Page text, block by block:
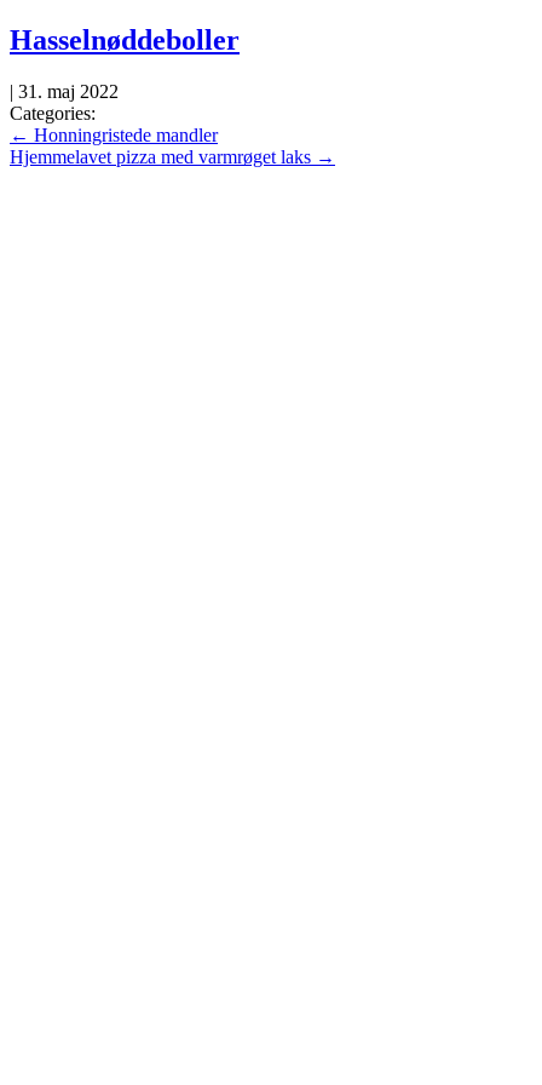
Skip
to
content
Hasselnøddeboller
| 31. maj 2022
Categories:
Indlægsnavigation
← Honningristede mandler
Hjemmelavet pizza med varmrøget laks →